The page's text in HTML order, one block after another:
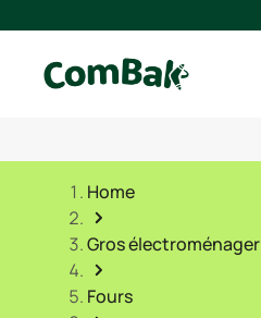
Home
Gros électroménager
Fours